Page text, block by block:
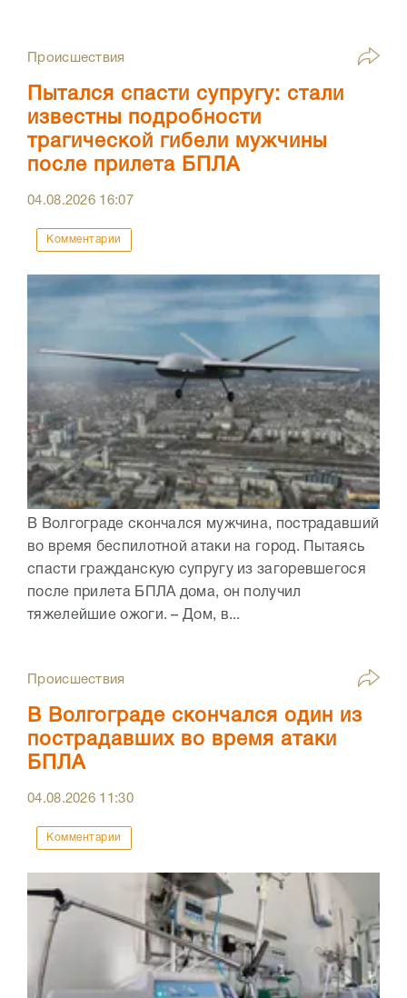
Происшествия
Пытался спасти супругу: стали
известны подробности
трагической гибели мужчины
после прилета БПЛА
04.08.2026 16:07
Комментарии
В Волгограде скончался мужчина, пострадавший
во время беспилотной атаки на город. Пытаясь
спасти гражданскую супругу из загоревшегося
после прилета БПЛА дома, он получил
тяжелейшие ожоги. – Дом, в...
Происшествия
В Волгограде скончался один из
пострадавших во время атаки
БПЛА
04.08.2026 11:30
Комментарии